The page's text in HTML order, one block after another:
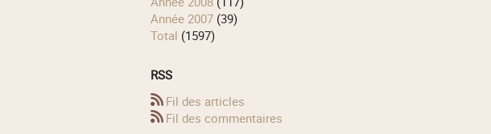
année 2007(39)
total (1597)
RSS
Fil des articles
Fil des commentaires